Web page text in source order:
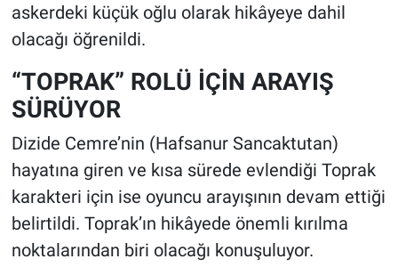
askerdeki küçük oğlu olarak hikâyeye dahil
olacağı öğrenildi.
“TOPRAK” ROLÜ İÇİN ARAYIŞ
SÜRÜYOR
Dizide Cemre’nin (Hafsanur Sancaktutan)
hayatına giren ve kısa sürede evlendiği Toprak
karakteri için ise oyuncu arayışının devam ettiği
belirtildi. Toprak’ın hikâyede önemli kırılma
noktalarından biri olacağı konuşuluyor.